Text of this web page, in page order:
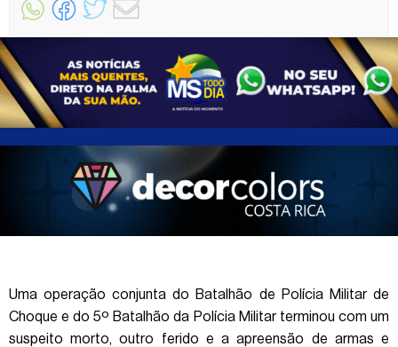
Uma operação conjunta do Batalhão de Polícia Militar de
Choque e do 5º Batalhão da Polícia Militar terminou com um
suspeito morto, outro ferido e a apreensão de armas e